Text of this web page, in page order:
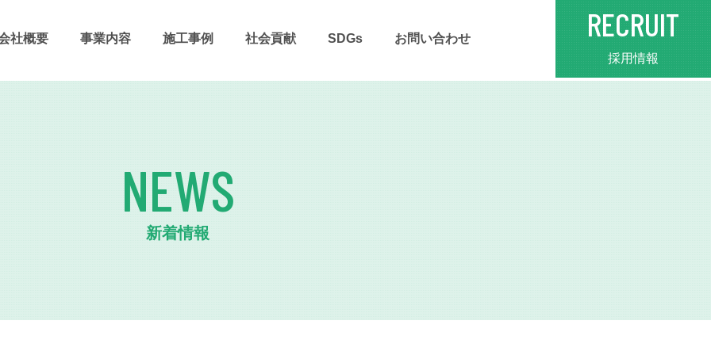
社概要 事業内容 施⼯事例 社会貢献 SDGs お問い合わせ RECRUIT
採用情報
NEWS
新着情報